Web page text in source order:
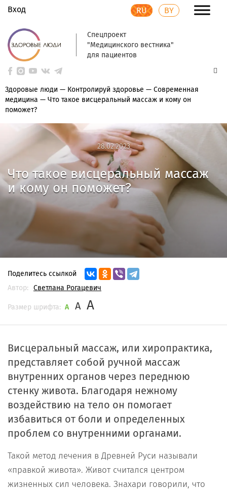
Вход RU BY
Спецпроект
"Медицинского вестника"
для пациентов
Здоровые люди — Контролируй здоровье — Современная
медицина — Что такое висцеральный массаж и кому он
поможет?
28.02.2023
28.02.2023
Что такое висцеральный массаж
и кому он поможет?
Поделитесь ссылкой
Автор:
Светлана Рогацевич
Размер шрифта: A A A
Висцеральный массаж, или хиропрактика,
представляет собой ручной массаж
внутренних органов через переднюю
стенку живота. Благодаря нежному
воздействию на тело он помогает
избавиться от боли и определенных
проблем со внутренними органами.
Такой метод лечения в Древней Руси называли
«правкой живота». Живот считался центром
жизненных сил человека. Знахари говорили, что